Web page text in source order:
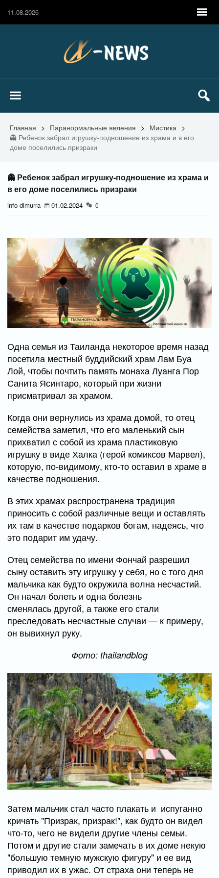
11.08.2026
Главная > Паранормальные явления > Мистика >
👻 Ребенок забрал игрушку-подношение из храма и в его
доме поселились призраки
👻 Ребенок забрал игрушку-подношение из храма и
в его доме поселились призраки
info-dimurra 01.02.2024 0
Одна семья из Таиланда некоторое время назад
посетила местный буддийский храм Лам Буа
Лой, чтобы почтить память монаха Луанга Пор
Санита Ясинтаро, который при жизни
присматривал за храмом.
Когда они вернулись из храма домой, то отец
семейства заметил, что его маленький сын
прихватил с собой из храма пластиковую
игрушку в виде Халка (герой комиксов Марвел),
которую, по-видимому, кто-то оставил в храме в
качестве подношения.
В этих храмах распространена традиция
приносить с собой различные вещи и оставлять
их там в качестве подарков богам, надеясь, что
это подарит им удачу.
Отец семейства по имени Фончай разрешил
сыну оставить эту игрушку у себя, но с того дня
мальчика как будто окружила волна несчастий.
Он начал болеть и одна болезнь
сменялась другой, а также его стали
преследовать несчастные случаи — к примеру,
он вывихнул руку.
Фото: thailandblog
Затем мальчик стал часто плакать и испуганно
кричать "Призрак, призрак!", как будто он видел
что-то, чего не видели другие члены семьи.
Потом и другие стали замечать в их доме некую
"большую темную мужскую фигуру" и ее вид
приводил их в ужас. От страха они теперь не